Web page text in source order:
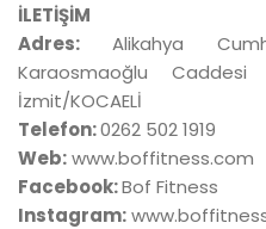
İLETİŞİM
Adres: Alikahya
Karaosmaoğlu Caddesi
İzmit/KOCAELİ
Telefon:0262 502 1919
Web:www.boffitness.com
Facebook:Bof Fitness
Instagram: